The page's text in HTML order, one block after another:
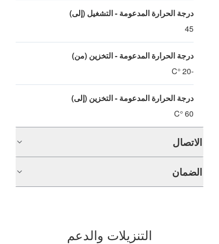
درجة الحرارة المدعومة - التشغيل (إلى)
45
درجة الحرارة المدعومة - التخزين (من)
-20 °C
درجة الحرارة المدعومة - التخزين (إلى)
60 °C
الاتصال
الضمان
التنزيلات والدعم